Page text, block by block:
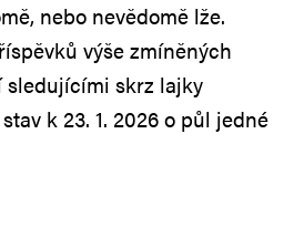
nebo nevědomě lže.
výše zmíněných
skrz lajky
k 23. 1. 2026 o půl jedné